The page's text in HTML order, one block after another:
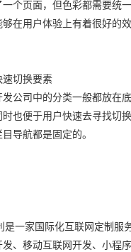
个页面，但色彩都需要统
在用户体验上有着很好的
速切换要素
发公司中的分类一般都放在
也便于用户快速去寻找切
导航都是固定的。
是一家国际化互联网定制服
、移动互联网开发、小程